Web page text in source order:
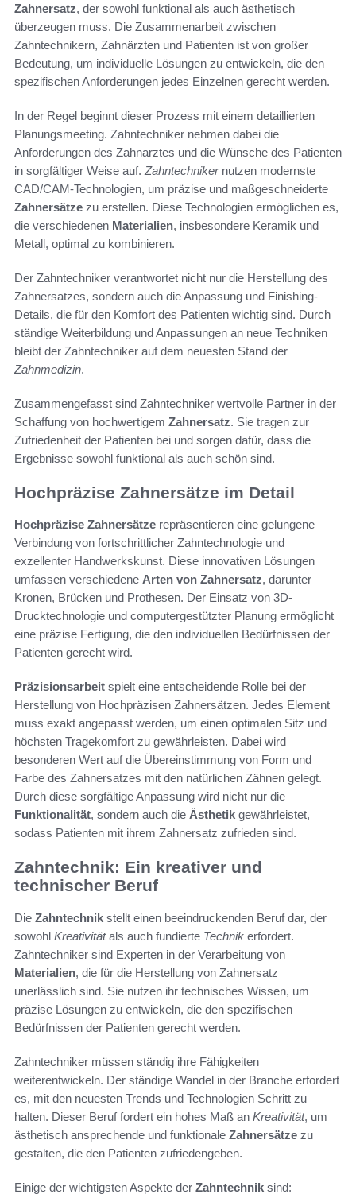
Zahnersatz, der sowohl funktional als auch ästhetisch
überzeugen muss. Die Zusammenarbeit zwischen
Zahntechnikern, Zahnärzten und Patienten ist von großer
Bedeutung, um individuelle Lösungen zu entwickeln, die den
spezifischen Anforderungen jedes Einzelnen gerecht werden.
In der Regel beginnt dieser Prozess mit einem detaillierten
Planungsmeeting. Zahntechniker nehmen dabei die
Anforderungen des Zahnarztes und die Wünsche des Patienten
in sorgfältiger Weise auf. Zahntechnikernutzen modernste
CAD/CAM-Technologien, um präzise und maßgeschneiderte
Zahnersätze zu erstellen. Diese Technologien ermöglichen es,
die verschiedenen Materialien, insbesondere Keramik und
Metall, optimal zu kombinieren.
Der Zahntechniker verantwortet nicht nur die Herstellung des
Zahnersatzes, sondern auch die Anpassung und Finishing-
Details, die für den Komfort des Patienten wichtig sind. Durch
ständige Weiterbildung und Anpassungen an neue Techniken
bleibt der Zahntechniker auf dem neuesten Stand der
Zahnmedizin.
Zusammengefasst sind Zahntechniker wertvolle Partner in der
Schaffung von hochwertigem Zahnersatz. Sie tragen zur
Zufriedenheit der Patienten bei und sorgen dafür, dass die
Ergebnisse sowohl funktional als auch schön sind.
Hochpräzise Zahnersätze im Detail
Hochpräzise Zahnersätze repräsentieren eine gelungene
Verbindung von fortschrittlicher Zahntechnologie und
exzellenter Handwerkskunst. Diese innovativen Lösungen
umfassen verschiedene Arten von Zahnersatz, darunter
Kronen, Brücken und Prothesen. Der Einsatz von 3D-
Drucktechnologie und computergestützter Planung ermöglicht
eine präzise Fertigung, die den individuellen Bedürfnissen der
Patienten gerecht wird.
Präzisionsarbeit spielt eine entscheidende Rolle bei der
Herstellung von Hochpräzisen Zahnersätzen. Jedes Element
muss exakt angepasst werden, um einen optimalen Sitz und
höchsten Tragekomfort zu gewährleisten. Dabei wird
besonderen Wert auf die Übereinstimmung von Form und
Farbe des Zahnersatzes mit den natürlichen Zähnen gelegt.
Durch diese sorgfältige Anpassung wird nicht nur die
Funktionalität, sondern auch die Ästhetik gewährleistet,
sodass Patienten mit ihrem Zahnersatz zufrieden sind.
Zahntechnik: Ein kreativer und
technischer Beruf
Die Zahntechnik stellt einen beeindruckenden Beruf dar, der
sowohl Kreativitätals auch fundierte Technik erfordert.
Zahntechniker sind Experten in der Verarbeitung von
Materialien, die für die Herstellung von Zahnersatz
unerlässlich sind. Sie nutzen ihr technisches Wissen, um
präzise Lösungen zu entwickeln, die den spezifischen
Bedürfnissen der Patienten gerecht werden.
Zahntechniker müssen ständig ihre Fähigkeiten
weiterentwickeln. Der ständige Wandel in der Branche erfordert
es, mit den neuesten Trends und Technologien Schritt zu
halten. Dieser Beruf fordert ein hohes Maß an Kreativität, um
ästhetisch ansprechende und funktionale Zahnersätze zu
gestalten, die den Patienten zufriedengeben.
Einige der wichtigsten Aspekte der Zahntechnik sind: